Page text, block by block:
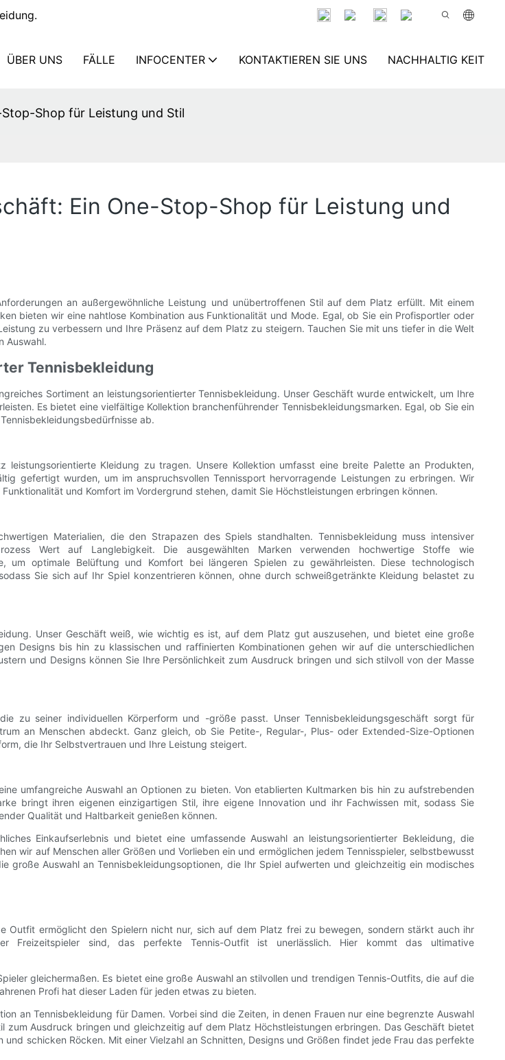
ÜBER UNS FÄLLE INFOCENTER KONTAKTIEREN SIE UNS NACHHALTIG KEIT
Shop für Leistung und Stil
Ein One-Stop-Shop für Leistung und
an außergewöhnliche Leistung und unübertroffenen Stil auf dem Platz erfüllt. Mit einem
bieten wir eine nahtlose Kombination aus Funktionalität und Mode. Egal, ob Sie ein Profisportler oder
zu verbessern und Ihre Präsenz auf dem Platz zu steigern. Tauchen Sie mit uns tiefer in die Welt
Auswahl.
Tennisbekleidung
Sortiment an leistungsorientierter Tennisbekleidung. Unser Geschäft wurde entwickelt, um Ihre
Es bietet eine vielfältige Kollektion branchenführender Tennisbekleidungsmarken. Egal, ob Sie ein
ab.
Kleidung zu tragen. Unsere Kollektion umfasst eine breite Palette an Produkten,
gefertigt wurden, um im anspruchsvollen Tennissport hervorragende Leistungen zu erbringen. Wir
und Komfort im Vordergrund stehen, damit Sie Höchstleistungen erbringen können.
Materialien, die den Strapazen des Spiels standhalten. Tennisbekleidung muss intensiver
Wert auf Langlebigkeit. Die ausgewählten Marken verwenden hochwertige Stoffe wie
um optimale Belüftung und Komfort bei längeren Spielen zu gewährleisten. Diese technologisch
Sie sich auf Ihr Spiel konzentrieren können, ohne durch schweißgetränkte Kleidung belastet zu
Unser Geschäft weiß, wie wichtig es ist, auf dem Platz gut auszusehen, und bietet eine große
Designs bis hin zu klassischen und raffinierten Kombinationen gehen wir auf die unterschiedlichen
und Designs können Sie Ihre Persönlichkeit zum Ausdruck bringen und sich stilvoll von der Masse
zu seiner individuellen Körperform und -größe passt. Unser Tennisbekleidungsgeschäft sorgt für
an Menschen abdeckt. Ganz gleich, ob Sie Petite-, Regular-, Plus- oder Extended-Size-Optionen
die Ihr Selbstvertrauen und Ihre Leistung steigert.
umfangreiche Auswahl an Optionen zu bieten. Von etablierten Kultmarken bis hin zu aufstrebenden
bringt ihren eigenen einzigartigen Stil, ihre eigene Innovation und ihr Fachwissen mit, sodass Sie
Qualität und Haltbarkeit genießen können.
Einkaufserlebnis und bietet eine umfassende Auswahl an leistungsorientierter Bekleidung, die
wir auf Menschen aller Größen und Vorlieben ein und ermöglichen jedem Tennisspieler, selbstbewusst
Auswahl an Tennisbekleidungsoptionen, die Ihr Spiel aufwerten und gleichzeitig ein modisches
Outfit ermöglicht den Spielern nicht nur, sich auf dem Platz frei zu bewegen, sondern stärkt auch ihr
sind, das perfekte Tennis-Outfit ist unerlässlich. Hier kommt das ultimative
gleichermaßen. Es bietet eine große Auswahl an stilvollen und trendigen Tennis-Outfits, die auf die
Profi hat dieser Laden für jeden etwas zu bieten.
an Tennisbekleidung für Damen. Vorbei sind die Zeiten, in denen Frauen nur eine begrenzte Auswahl
Ausdruck bringen und gleichzeitig auf dem Platz Höchstleistungen erbringen. Das Geschäft bietet
schicken Röcken. Mit einer Vielzahl an Schnitten, Designs und Größen findet jede Frau das perfekte